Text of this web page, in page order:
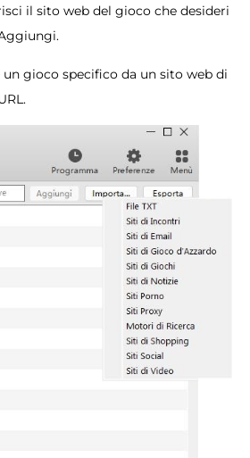
il sito web del gioco che desideri
gioco specifico da un sito web di